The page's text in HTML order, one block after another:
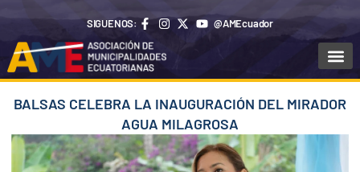
contenido
SIGUENOS: @AMEcuador
BALSAS CELEBRA LA INAUGURACIÓN DEL MIRADOR
AGUA MILAGROSA